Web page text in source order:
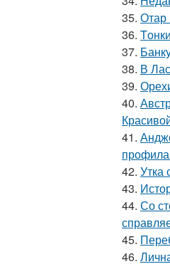
35. Отар
36.
37.
38. В
39.
40.
41.
42. Утка
43.
44. Со
45.
46.